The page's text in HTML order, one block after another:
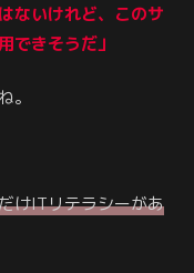
ないけれど、このサ
できそうだ」
。
けITリテラシーがあ